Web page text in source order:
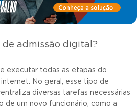
admissão digital?
executar todas as etapas do
No geral, esse tipo de
diversas tarefas necessárias
de um novo funcionário, como a